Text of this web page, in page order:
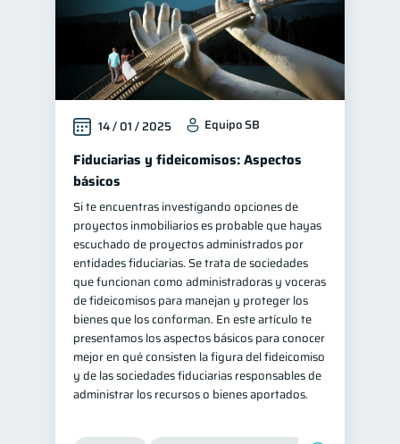
14 / 01 / 2025 Equipo SB
Fiduciarias y fideicomisos: Aspectos
básicos
Si te encuentras investigando opciones de
proyectos inmobiliarios es probable que hayas
escuchado de proyectos administrados por
entidades fiduciarias. Se trata de sociedades
que funcionan como administradoras y voceras
de fideicomisos para manejan y proteger los
bienes que los conforman. En este artículo te
presentamos los aspectos básicos para conocer
mejor en qué consisten la figura del fideicomiso
y de las sociedades fiduciarias responsables de
administrar los recursos o bienes aportados.